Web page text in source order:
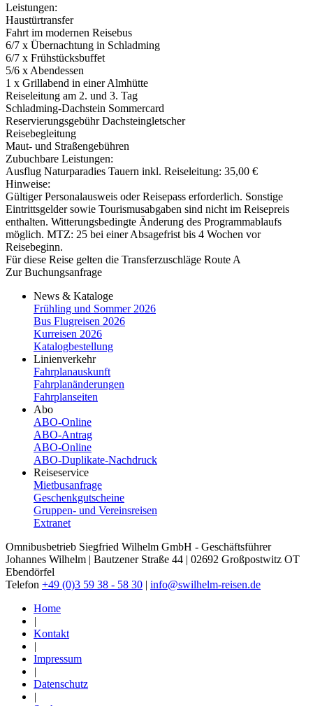
Leistungen:
Haustürtransfer
Fahrt im modernen Reisebus
6/­7 x Übernachtung in Schladming
6/­7 x Frühstücksbuffet
5/­6 x Abendessen
1 x Grillabend in einer Almhütte
Reiseleitung am 2. und 3. Tag
Schladming-Dachstein Sommercard
Reservierungsgebühr Dachsteingletscher
Reisebegleitung
Maut- und Straßengebühren
Zubuchbare Leistungen:
Ausflug Naturparadies Tauern inkl. Reiseleitung: 35,00 €
Hinweise:
Gültiger Personalausweis oder Reisepass erforderlich. Sonstige
Eintrittsgelder sowie Tourismusabgaben sind nicht im Reisepreis
enthalten. Witterungsbedingte Änderung des Programmablaufs
möglich. MTZ: 25 bei einer Absagefrist bis 4 Wochen vor
Reisebeginn.
Für diese Reise gelten die Transferzuschläge Route A
Zur Buchungsanfrage
News & Kataloge
Frühling und Sommer 2026
Bus Flugreisen 2026
Kurreisen 2026
Katalogbestellung
Linienverkehr
Fahrplanauskunft
Fahrplanänderungen
Fahrplanseiten
Abo
ABO-Online
ABO-​Antrag
ABO-​Online
ABO-​Duplikate-​Nachdruck
Reiseservice
Mietbusanfrage
Geschenkgutscheine
Gruppen- und Vereinsreisen
Extranet
Omnibusbetrieb Siegfried Wilhelm GmbH - Geschäftsführer
Johannes Wilhelm | Bautzener Straße 44 | 02692 Großpostwitz OT
Ebendörfel
Telefon +49 (0)3 59 38 - 58 30 | info@swilhelm-reisen.de
Home
|
Kontakt
|
Impressum
|
Datenschutz
|